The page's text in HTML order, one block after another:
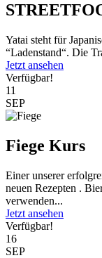
Yatai steht für
“Ladenstand“. Die
Jetzt ansehen
Verfügbar!
11
SEP
Fiege Kurs
Einer unserer
neuen Rezepten .
verwenden...
Jetzt ansehen
Verfügbar!
16
SEP